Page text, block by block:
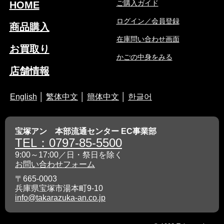
HOME
商品購入
お買取り
店舗情報
ご購入ガイド
ログイン／会員登録
在庫問い合わせ画面
かごの中身をみる
English 繁体中文 簡体中文 한글어
宝塚アン 本部流通センター EC事業部
TEL：0797-85-5500
9:00～17:00／日・祭日を除く
お問い合わせフォーム
〒665-0003
兵庫県宝塚市湯本町9-10
info@takarazuka-an.co.jp